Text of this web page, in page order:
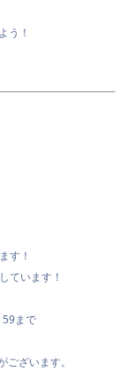
う！
す！
ています！
59まで
ざいます。